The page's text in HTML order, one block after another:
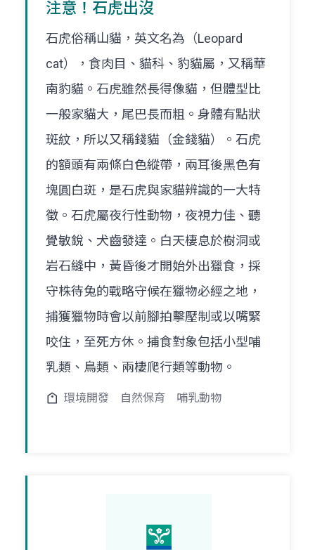
注意！石虎出沒
石虎俗稱山貓，英文名為（Leopard
cat），食肉目、貓科、豹貓屬，又稱華
南豹貓。石虎雖然長得像貓，但體型比
一般家貓大，尾巴長而粗。身體有點狀
斑紋，所以又稱錢貓（金錢貓）。石虎
的額頭有兩條白色縱帶，兩耳後黑色有
塊圓白斑，是石虎與家貓辨識的一大特
徵。石虎屬夜行性動物，夜視力佳、聽
覺敏銳、犬齒發達。白天棲息於樹洞或
岩石縫中，黃昏後才開始外出獵食，採
守株待兔的戰略守候在獵物必經之地，
捕獲獵物時會以前腳拍擊壓制或以嘴緊
咬住，至死方休。捕食對象包括小型哺
乳類、鳥類、兩棲爬行類等動物。
環境開發 自然保育 哺乳動物